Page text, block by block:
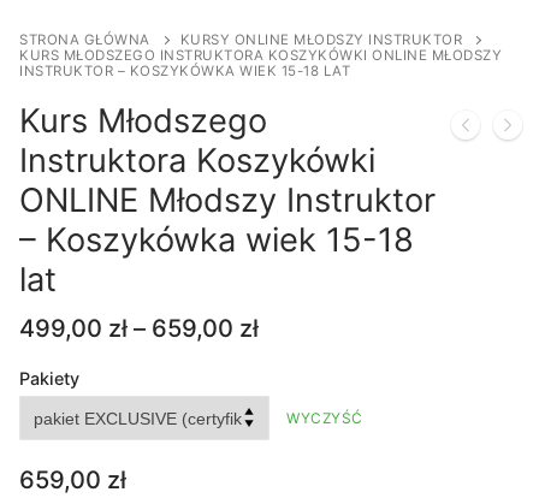
STRONA GŁÓWNA
KURSY ONLINE MŁODSZY INSTRUKTOR
KURS MŁODSZEGO INSTRUKTORA KOSZYKÓWKI ONLINE MŁODSZY
INSTRUKTOR – KOSZYKÓWKA WIEK 15-18 LAT
Kurs Młodszego
Instruktora Koszykówki
ONLINE Młodszy Instruktor
– Koszykówka wiek 15-18
lat
499,00 zł – 659,00 złZakres
499,00 zł
do
659,00 zł
Pakiety
WYCZYŚĆ
659,00 zł